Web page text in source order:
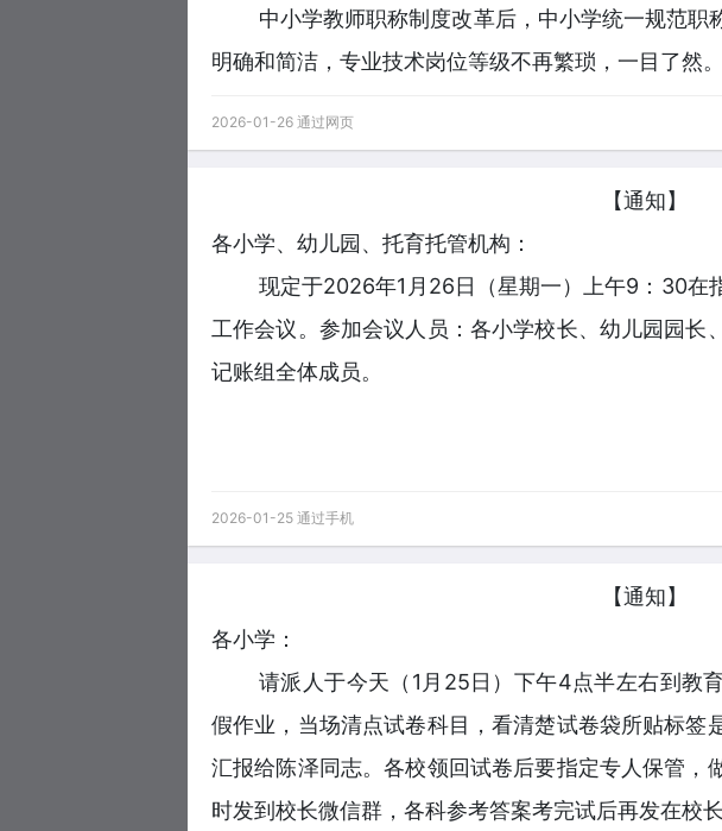
中小学教师职称制度改革后，中小学统一规范职
明确和简洁，专业技术岗位等级不再繁琐，一目了然。
2026-01-26 通过网页
【通知】
各小学、幼儿园、托育托管机构：
现定于2026年1月26日（星期一）上午9：30在
工作会议。参加会议人员：各小学校长、幼儿园园长
记账组全体成员。
2026-01-25 通过手机
【通知】
各小学：
请派人于今天（1月25日）下午4点半左右到教
假作业，当场清点试卷科目，看清楚试卷袋所贴标签
汇报给陈泽同志。各校领回试卷后要指定专人保管，
时发到校长微信群，各科参考答案考完试后再发在校长